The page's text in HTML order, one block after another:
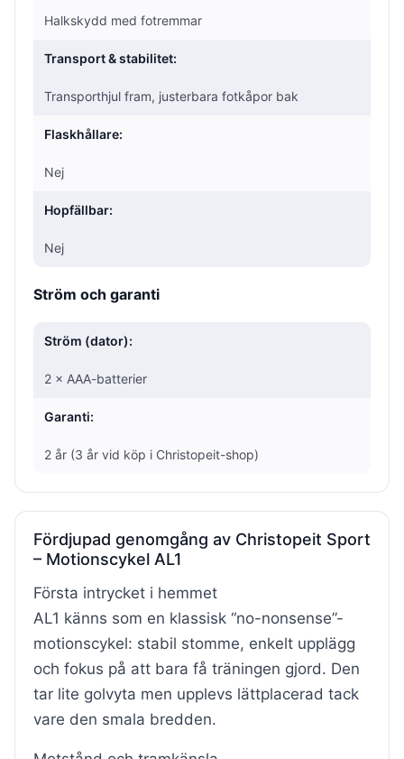
Halkskydd med fotremmar
Transport & stabilitet:
Transporthjul fram, justerbara fotkåpor bak
Flaskhållare:
Nej
Hopfällbar:
Nej
Ström och garanti
Ström (dator):
2 × AAA-batterier
Garanti:
2 år (3 år vid köp i Christopeit-shop)
Fördjupad genomgång av Christopeit Sport
– Motionscykel AL1
Första intrycket i hemmet
AL1 känns som en klassisk “no-nonsense”-
motionscykel: stabil stomme, enkelt upplägg
och fokus på att bara få träningen gjord. Den
tar lite golvyta men upplevs lättplacerad tack
vare den smala bredden.